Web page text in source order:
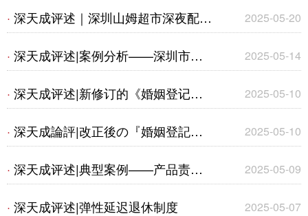
赔中的应用
· 深天成评述｜深圳山姆超市深夜配送
扰民事件背后的法律解读与居民权益
2025-05-20
· 深天成评述|案例分析——深圳市某
文化工坊传媒有限公司与许某侵害商
2025-05-14
· 深天成评述|新修订的《婚姻登记条
例》将于5月10日起施行
2025-05-10
· 深天成論評|改正後の『婚姻登記条
例』が5月10日から施行
2025-05-10
· 深天成评述|典型案例——产品责任
纠纷案件及建筑物火灾事故案件
2025-05-09
· 深天成评述|弹性延迟退休制度 2025-05-07